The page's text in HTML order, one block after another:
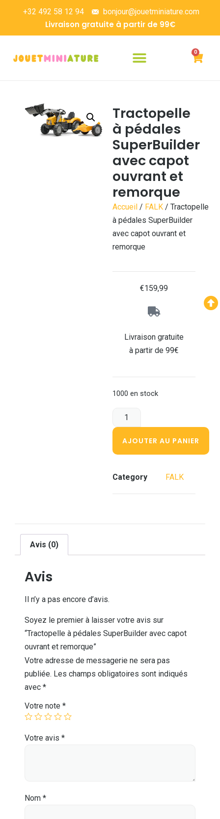
+32 492 58 12 94 bonjour@jouetminiature.com
Livraison gratuite à partir de 99€
0
Tractopelle
à pédales
SuperBuilder
avec capot
ouvrant et
remorque
Accueil/ FALK/ Tractopelle
à pédales SuperBuilder
avec capot ouvrant et
remorque
€159,99
Livraison gratuite
à partir de 99€
1000 en stock
AJOUTER AU PANIER
Category FALK
Avis (0)
Avis
Il n’y a pas encore d’avis.
Soyez le premier à laisser votre avis sur
“Tractopelle à pédales SuperBuilder avec capot
ouvrant et remorque”
Votre adresse de messagerie ne sera pas
publiée. Les champs obligatoires sont indiqués
avec *
Votre note *
Votre avis *
Nom *